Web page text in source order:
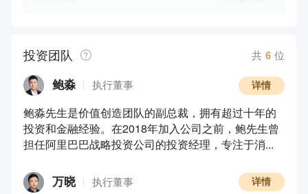
投资团队 共 6 位
鲍淼 执行董事
鲍淼先生是价值创造团队的副总裁，拥有超过十年的
投资和金融经验。在2018年加入公司之前，鲍先生曾
担任阿里巴巴战略投资公司的投资经理，专注于消...
详情
万晓 执行董事 详情